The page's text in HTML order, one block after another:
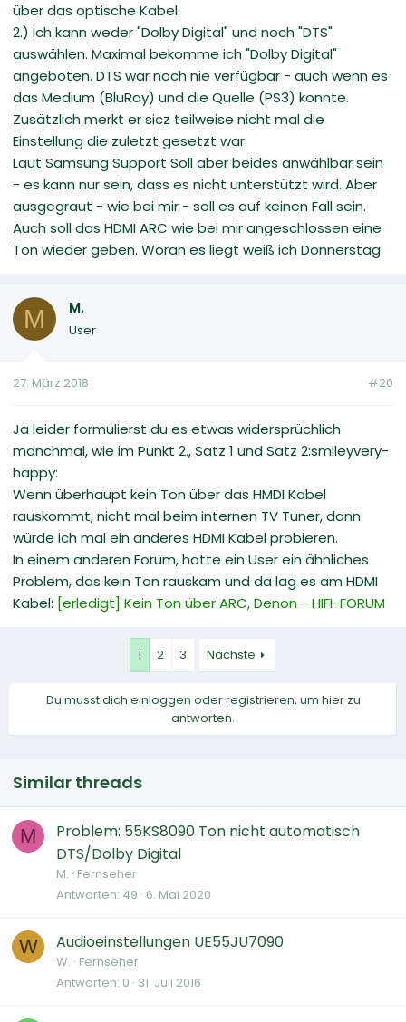
über das optische Kabel.
2.) Ich kann weder "Dolby Digital" und noch "DTS"
auswählen. Maximal bekomme ich "Dolby Digital"
angeboten. DTS war noch nie verfügbar - auch wenn es
das Medium (BluRay) und die Quelle (PS3) konnte.
Zusätzlich merkt er sicz teilweise nicht mal die
Einstellung die zuletzt gesetzt war.
Laut Samsung Support Soll aber beides anwählbar sein
- es kann nur sein, dass es nicht unterstützt wird. Aber
ausgegraut - wie bei mir - soll es auf keinen Fall sein.
Auch soll das HDMI ARC wie bei mir angeschlossen eine
Ton wieder geben. Woran es liegt weiß ich Donnerstag
M M.
User
27. März 2018 #20
Ja leider formulierst du es etwas widersprüchlich
manchmal, wie im Punkt 2., Satz 1 und Satz 2:smileyvery-
happy:
Wenn überhaupt kein Ton über das HMDI Kabel
rauskommt, nicht mal beim internen TV Tuner, dann
würde ich mal ein anderes HDMI Kabel probieren.
In einem anderen Forum, hatte ein User ein ähnliches
Problem, das kein Ton rauskam und da lag es am HDMI
Kabel: [erledigt] Kein Ton über ARC, Denon - HIFI-FORUM
1 2 3 Nächste
Du musst dich einloggen oder registrieren, um hier zu
antworten.
Similar threads
M
Problem: 55KS8090 Ton nicht automatisch
DTS/Dolby Digital
M. Fernseher
Antworten 49 6. Mai 2020
W Audioeinstellungen UE55JU7090
W. Fernseher
Antworten 0 31. Juli 2016